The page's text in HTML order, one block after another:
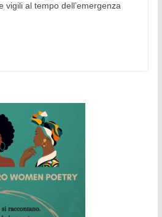
vigili al tempo dell’emergenza